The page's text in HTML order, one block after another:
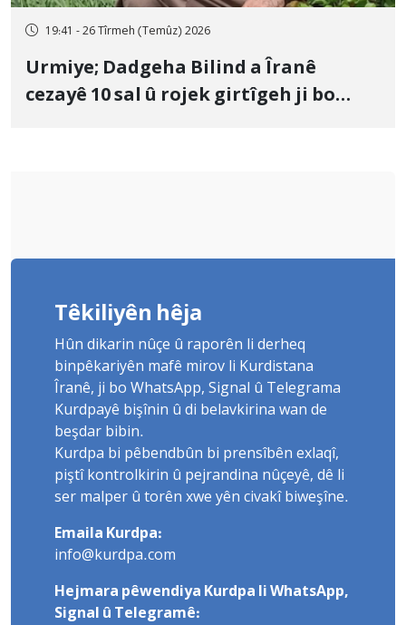
19:41 - 26 Tîrmeh (Temûz) 2026
Urmiye; Dadgeha Bilind a Îranê
cezayê 10 sal û rojek girtîgeh ji bo
Têkiliyên hêja
Hûn dikarin nûçe û raporên li derheq
binpêkariyên mafê mirov li Kurdistana
Îranê, ji bo WhatsApp, Signal û Telegrama
Kurdpayê bişînin û di belavkirina wan de
beşdar bibin.
Kurdpa bi pêbendbûn bi prensîbên exlaqî,
piştî kontrolkirin û pejrandina nûçeyê, dê li
ser malper û torên xwe yên civakî biweşîne.
Emaila Kurdpa:
info@kurdpa.com
Hejmara pêwendiya Kurdpa li WhatsApp,
Signal û Telegramê: